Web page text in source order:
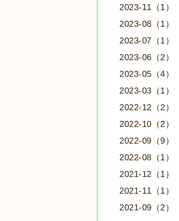
2023-11（1）
2023-08（1）
2023-07（1）
2023-06（2）
2023-05（4）
2023-03（1）
2022-12（2）
2022-10（2）
2022-09（9）
2022-08（1）
2021-12（1）
2021-11（1）
2021-09（2）